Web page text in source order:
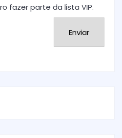
fazer parte da lista VIP.